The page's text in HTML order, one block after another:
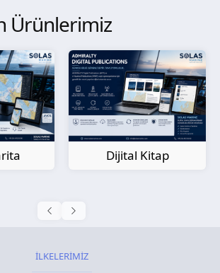
Ürünlerimiz
Kağıt Harita
İLKELERİMİZ